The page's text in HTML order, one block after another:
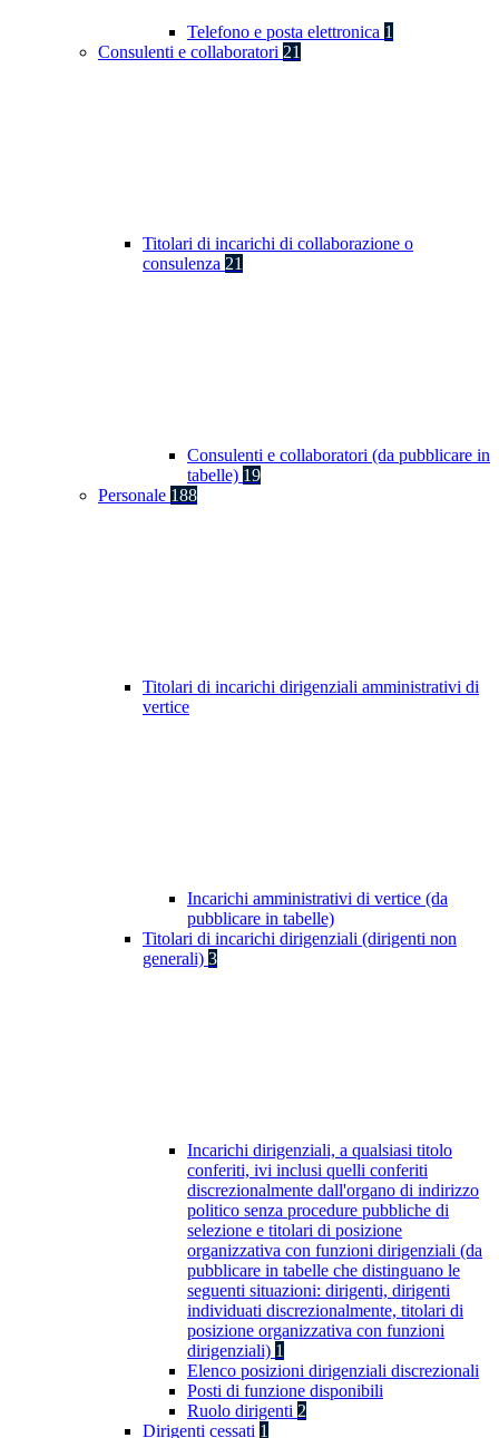
Telefono e posta elettronica 1
Consulenti e collaboratori 21
Titolari di incarichi di collaborazione o
consulenza 21
Consulenti e collaboratori (da pubblicare in
tabelle) 19
Personale 188
Titolari di incarichi dirigenziali amministrativi di
vertice
Incarichi amministrativi di vertice (da
pubblicare in tabelle)
Titolari di incarichi dirigenziali (dirigenti non
generali) 3
Incarichi dirigenziali, a qualsiasi titolo
conferiti, ivi inclusi quelli conferiti
discrezionalmente dall'organo di indirizzo
politico senza procedure pubbliche di
selezione e titolari di posizione
organizzativa con funzioni dirigenziali (da
pubblicare in tabelle che distinguano le
seguenti situazioni: dirigenti, dirigenti
individuati discrezionalmente, titolari di
posizione organizzativa con funzioni
dirigenziali) 1
Elenco posizioni dirigenziali discrezionali
Posti di funzione disponibili
Ruolo dirigenti 2
Dirigenti cessati 1